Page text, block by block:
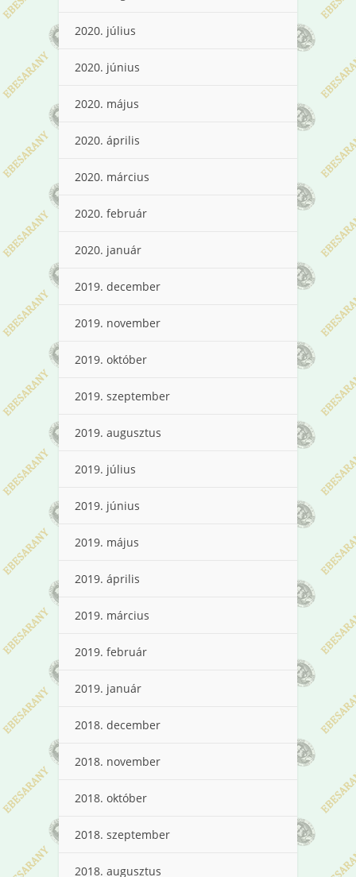
2020. július
2020. június
2020. május
2020. április
2020. március
2020. február
2020. január
2019. december
2019. november
2019. október
2019. szeptember
2019. augusztus
2019. július
2019. június
2019. május
2019. április
2019. március
2019. február
2019. január
2018. december
2018. november
2018. október
2018. szeptember
2018. augusztus